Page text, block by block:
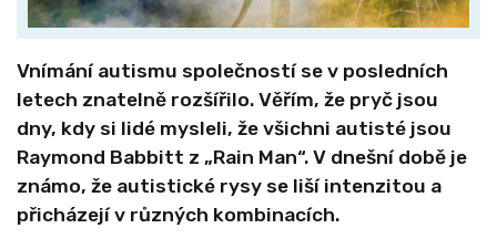
Vnímání autismu společností se v posledních
letech znatelně rozšířilo. Věřím, že pryč jsou
dny, kdy si lidé mysleli, že všichni autisté jsou
Raymond Babbitt z „Rain Man“. V dnešní době je
známo, že autistické rysy se liší intenzitou a
přicházejí v různých kombinacích.